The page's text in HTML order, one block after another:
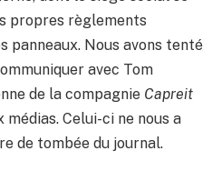
propres règlements
panneaux. Nous avons tenté
avec Tom
de la compagnie Capreit
Celui-ci ne nous a
de tombée du journal.